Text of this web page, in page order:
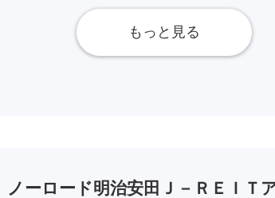
もっと見る
ノーロード明治安田Ｊ－ＲＥＩＴ